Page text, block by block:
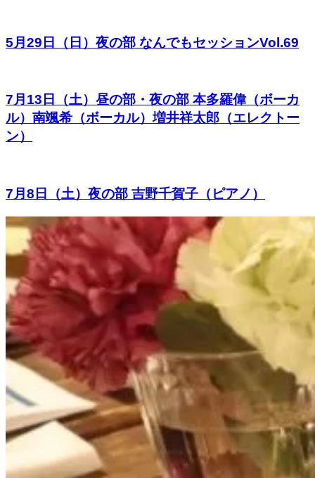
5月29日（日）夜の部 なんでもセッションVol.69
7月13日（土）昼の部・夜の部 本多羅偉（ボーカ
ル）南颯希（ボーカル）増井祥太郎（エレクトー
ン）
7月8日（土）夜の部 吉野千賀子（ピアノ）